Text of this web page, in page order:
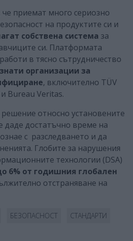
приемат много сериозно
на продуктите си и
собствена система за
си. Платформата
в тясно сътрудничество
организации за
, включително TÜV
и Bureau Veritas.
относно установените
даде достатъчно време на
с разследването и да
Глобите за нарушения
технологии (DSA)
6% от годишния глобален
отстраняване на
БЕЗОПАСНОСТ СТАНДАРТИ